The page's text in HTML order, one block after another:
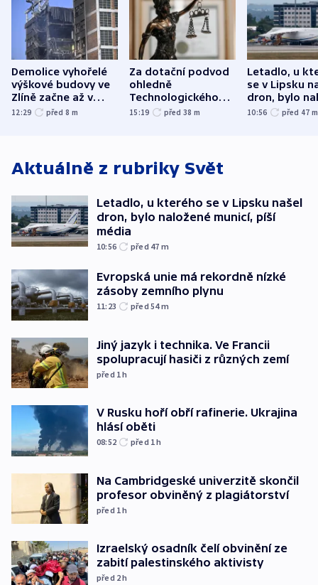
Demolice vyhořelé
výškové budovy ve
Zlíně začne až v
následujících dnech
12:29 před 8 m
Za dotační podvod
ohledně
Technologického
parku poslal soud
15:19 před 38 m
Letadlo, u
se v Lipsku
dron, bylo
municí, píší
10:56 před 47 m
Aktuálně z rubriky Svět
Letadlo, u kterého se v Lipsku našel
dron, bylo naložené municí, píší
média
10:56 před 47 m
Evropská unie má rekordně nízké
zásoby zemního plynu
11:23 před 54m
Jiný jazyk i technika. Ve Francii
spolupracují hasiči z různých zemí
před 1h
V Rusku hoří obří rafinerie. Ukrajina
hlásí oběti
08:52 před 1h
Na Cambridgeské univerzitě skončil
profesor obviněný z plagiátorství
před 1h
Izraelský osadník čelí obvinění ze
zabití palestinského aktivisty
před 2h